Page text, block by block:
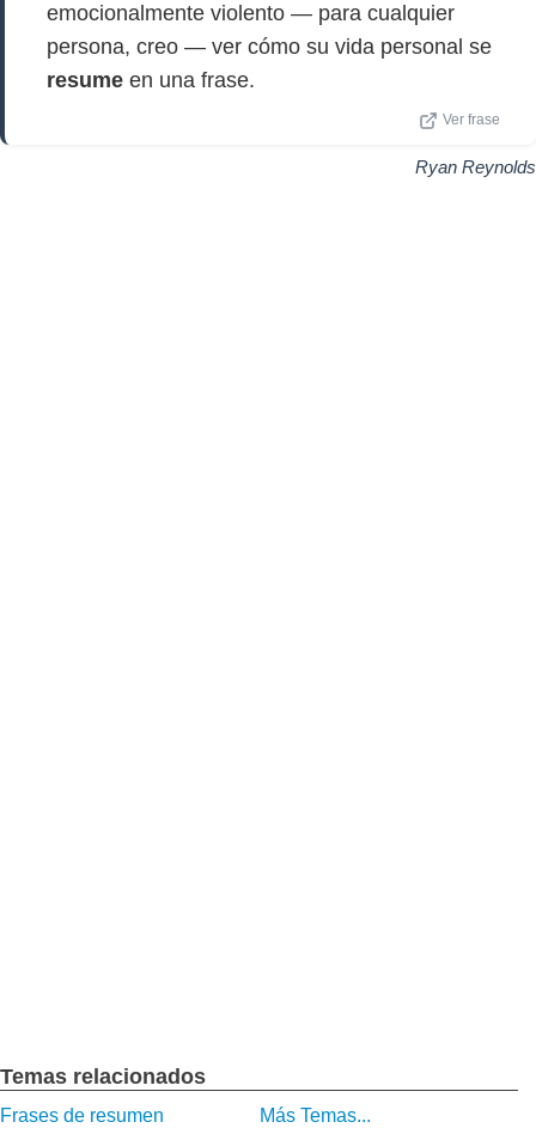
emocionalmente violento — para cualquier
persona, creo — ver cómo su vida personal se
resume en una frase.
Ver frase
Ryan Reynolds
Temas relacionados
Frases de resumen Más Temas...